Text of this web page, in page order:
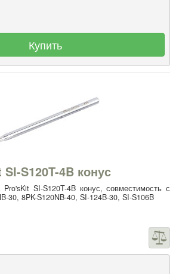
Купить
S120T-4B конус
SI-S120T-4B конус, совместимость с
30, 8PK-S120NB-40, SI-124B-30, SI-S106B